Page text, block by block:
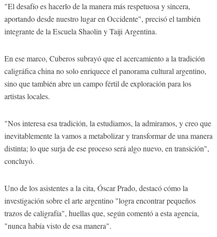
"El desafío es hacerlo de la manera más respetuosa y sincera,
aportando desde nuestro lugar en Occidente", precisó el también
integrante de la Escuela Shaolin y Taiji Argentina.
En ese marco, Cuberos subrayó que el acercamiento a la tradición
caligráfica china no solo enriquece el panorama cultural argentino,
sino que también abre un campo fértil de exploración para los
artistas locales.
"Nos interesa esa tradición, la estudiamos, la admiramos, y creo que
inevitablemente la vamos a metabolizar y transformar de una manera
distinta; lo que surja de ese proceso será algo nuevo, en transición",
concluyó.
Uno de los asistentes a la cita, Óscar Prado, destacó cómo la
investigación sobre el arte argentino "logra encontrar pequeños
trazos de caligrafía", huellas que, según comentó a esta agencia,
"nunca había visto de esa manera".